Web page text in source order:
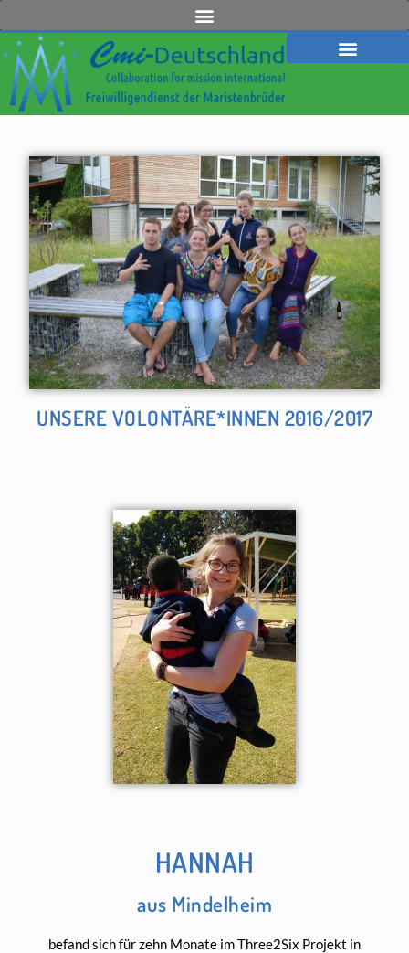
UNSERE VOLONTÄRE*INNEN 2016/2017
HANNAH
aus Mindelheim
befand sich für zehn Monate im Three2Six Projekt in